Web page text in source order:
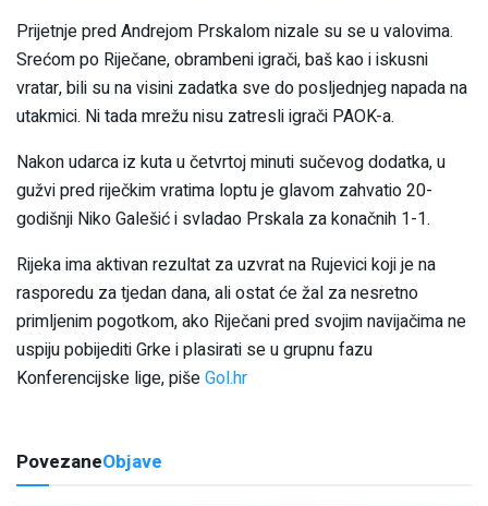
Prijetnje pred Andrejom Prskalom nizale su se u valovima.
Srećom po Riječane, obrambeni igrači, baš kao i iskusni
vratar, bili su na visini zadatka sve do posljednjeg napada na
utakmici. Ni tada mrežu nisu zatresli igrači PAOK-a.
Nakon udarca iz kuta u četvrtoj minuti sučevog dodatka, u
gužvi pred riječkim vratima loptu je glavom zahvatio 20-
godišnji Niko Galešić i svladao Prskala za konačnih 1-1.
Rijeka ima aktivan rezultat za uzvrat na Rujevici koji je na
rasporedu za tjedan dana, ali ostat će žal za nesretno
primljenim pogotkom, ako Riječani pred svojim navijačima ne
uspiju pobijediti Grke i plasirati se u grupnu fazu
Konferencijske lige, pišeGol.hr
PovezaneObjave